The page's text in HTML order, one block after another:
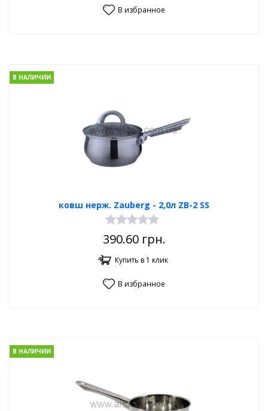
В избранное
ковш нерж. Zauberg - 2,0л ZB-2 SS
В НАЛИЧИИ
390.60грн.
Купить в 1 клик
В избранное
В НАЛИЧИИ